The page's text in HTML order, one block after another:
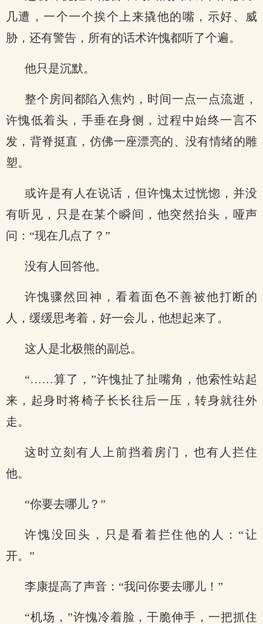
几遭，一个一个挨个上来撬他的嘴，示好、威
胁，还有警告，所有的话术许愧都听了个遍。
他只是沉默。
整个房间都陷入焦灼，时间一点一点流逝，
许愧低着头，手垂在身侧，过程中始终一言不
发，背脊挺直，仿佛一座漂亮的、没有情绪的雕
塑。
或许是有人在说话，但许愧太过恍惚，并没
有听见，只是在某个瞬间，他突然抬头，哑声
问：“现在几点了？”
没有人回答他。
许愧骤然回神，看着面色不善被他打断的
人，缓缓思考着，好一会儿，他想起来了。
这人是北极熊的副总。
“……算了，”许愧扯了扯嘴角，他索性站起
来，起身时将椅子长长往后一压，转身就往外
走。
这时立刻有人上前挡着房门，也有人拦住
他。
“你要去哪儿？”
许愧没回头，只是看着拦住他的人：“让
开。”
李康提高了声音：“我问你要去哪儿！”
“机场，”许愧冷着脸，干脆伸手，一把抓住